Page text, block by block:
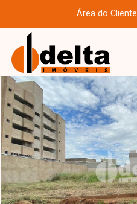
Área do Cliente